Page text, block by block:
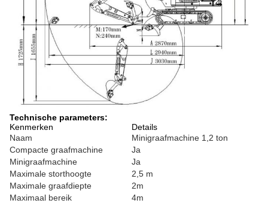
Technische parameters:
Kenmerken
Details
Naam
Minigraafmachine 1,2 ton
Compacte graafmachine
Ja
Minigraafmachine
Ja
Maximale storthoogte
2,5 m
Maximale graafdiepte
2m
Maximaal bereik
4m